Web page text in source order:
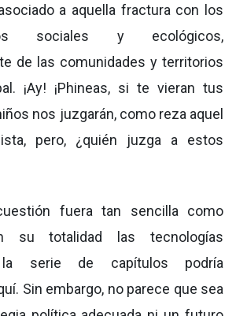
a aquella fractura con los
sociales y ecológicos,
de las comunidades y territorios
¡Ay! ¡Phineas, si te vieran tus
nos juzgarán, como reza aquel
pero, ¿quién juzga a estos
fuera tan sencilla como
su totalidad las tecnologías
la serie de capítulos podría
Sin embargo, no parece que sea